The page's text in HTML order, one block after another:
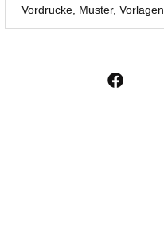
Vordrucke, Muster, Vorlagen
F
a